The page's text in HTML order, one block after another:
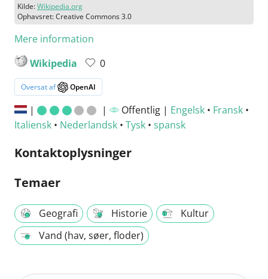
Kilde:Wikipedia.org
Ophavsret: Creative Commons 3.0
Mere information
Wikipedia
0
Oversat af OpenAI
| | Offentlig | Engelsk• Fransk•
Italiensk • Nederlandsk • Tysk • spansk
Kontaktoplysninger
Temaer
Geografi Historie
Kultur
Vand (hav, søer, floder)